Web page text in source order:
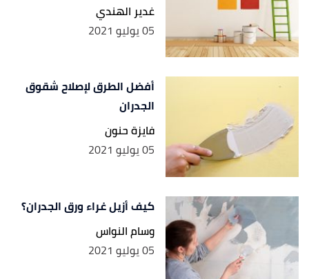
غدير الهندي
05 يوليو 2021
أفضل الطرق لإصلاح شقوق
الجدران
فايزة حنون
05 يوليو 2021
كيف أزيل غراء ورق الجدران؟
وسام النواس
05 يوليو 2021